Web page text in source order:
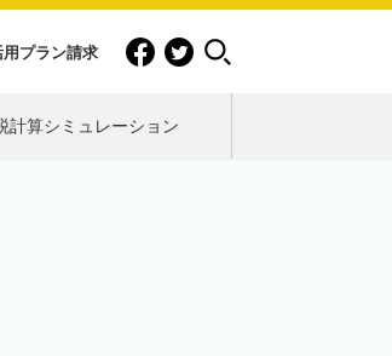
用プラン請求
計算シミュレーション